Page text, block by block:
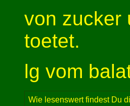
von zucker
toetet.
lg vom
Wie lesenswert findest